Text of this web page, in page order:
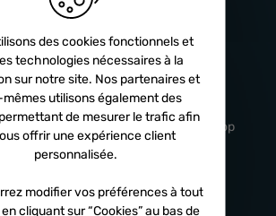
Service client
professionnel
De 8h à 17h Non-stop
des cookies fonctionnels et
technologies nécessaires à la
sur notre site. Nos partenaires et
utilisons également des
de mesurer le trafic afin
offrir une expérience client
personnalisée.
modifier vos préférences à tout
cliquant sur “Cookies” au bas de